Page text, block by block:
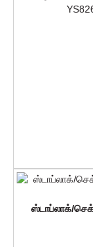
ஸ்டாப்லாக்/